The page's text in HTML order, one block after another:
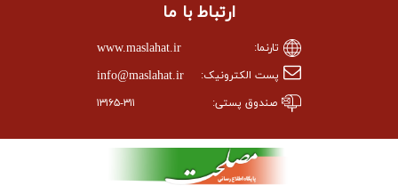
ارتباط با ما
تارنما: www.maslahat.ir
پست الکترونیک: info@maslahat.ir
صندوق پستی: ۱۳۱۶۵-۳۱۱